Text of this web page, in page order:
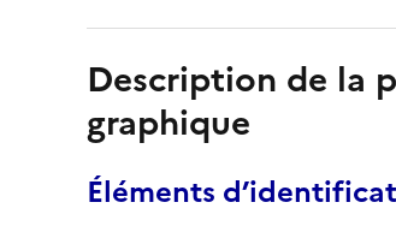
Description de la
graphique
Éléments